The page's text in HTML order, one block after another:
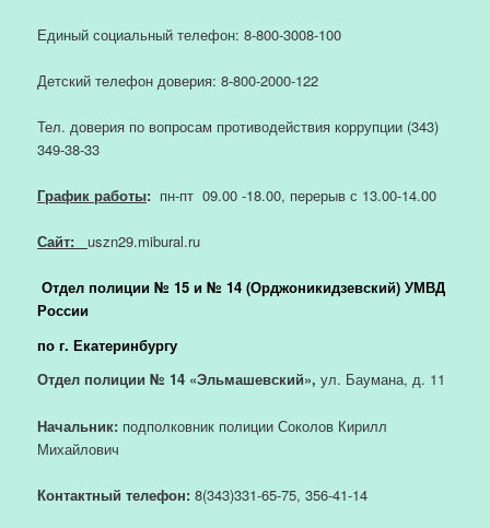
Единый социальный телефон: 8-800-3008-100
Детский телефон доверия: 8-800-2000-122
Тел. доверия по вопросам противодействия коррупции (343)
349-38-33
График работы: пн-пт 09.00 -18.00, перерыв с 13.00-14.00
Сайт:uszn29.mibural.ru
Отдел полиции № 15 и № 14 (Орджоникидзевский) УМВД
России
по г. Екатеринбургу
Отдел полиции № 14 «Эльмашевский»,ул. Баумана, д. 11
Начальник: подполковник полиции Соколов Кирилл
Михайлович
Контактный телефон: 8(343)331-65-75, 356-41-14